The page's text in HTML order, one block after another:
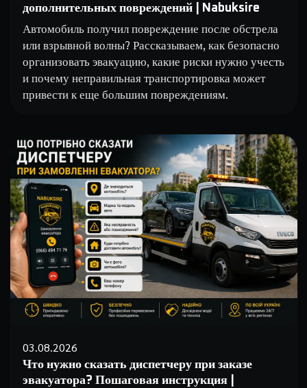
дополнительных повреждений | Nabuksire
Автомобиль получил повреждение после обстрела
или взрывной волны? Рассказываем, как безопасно
организовать эвакуацию, какие риски нужно учесть
и почему неправильная транспортировка может
привести к еще большим повреждениям.
03.08.2026
Что нужно сказать диспетчеру при заказе
эвакуатора? Пошаговая инструкция |